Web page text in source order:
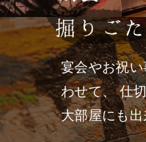
宴会やお祝
わせて、 仕
大部屋にも